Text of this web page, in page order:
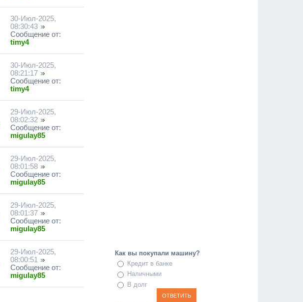
30-Июл-2025,
08:30:43
Сообщение от:
timy4
30-Июл-2025,
08:21:17
Сообщение от:
timy4
29-Июл-2025,
08:02:32
Сообщение от:
migulay85
29-Июл-2025,
08:01:58
Сообщение от:
migulay85
29-Июл-2025,
08:01:37
Сообщение от:
migulay85
29-Июл-2025,
08:00:51
Сообщение от:
migulay85
Как вы покупали машину?
Кредит в банке
Наличными
В долг